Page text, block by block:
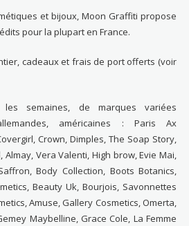
et bijoux, Moon Graffiti propose
pour la plupart en France.
cadeaux et frais de port offerts (voir
semaines, de marques variées
américaines : Paris Ax
Crown, Dimples, The Soap Story,
Almay, Vera Valenti, High brow, Evie Mai,
Body Collection, Boots Botanics,
Beauty Uk, Bourjois, Savonnettes
Amuse, Gallery Cosmetics, Omerta,
Maybelline, Grace Cole, La Femme